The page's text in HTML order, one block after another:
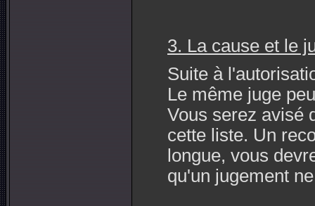
3. La cause et le
Suite à
Le même juge
Vous serez avisé
cette liste. Un
longue, vous
qu'un jugement